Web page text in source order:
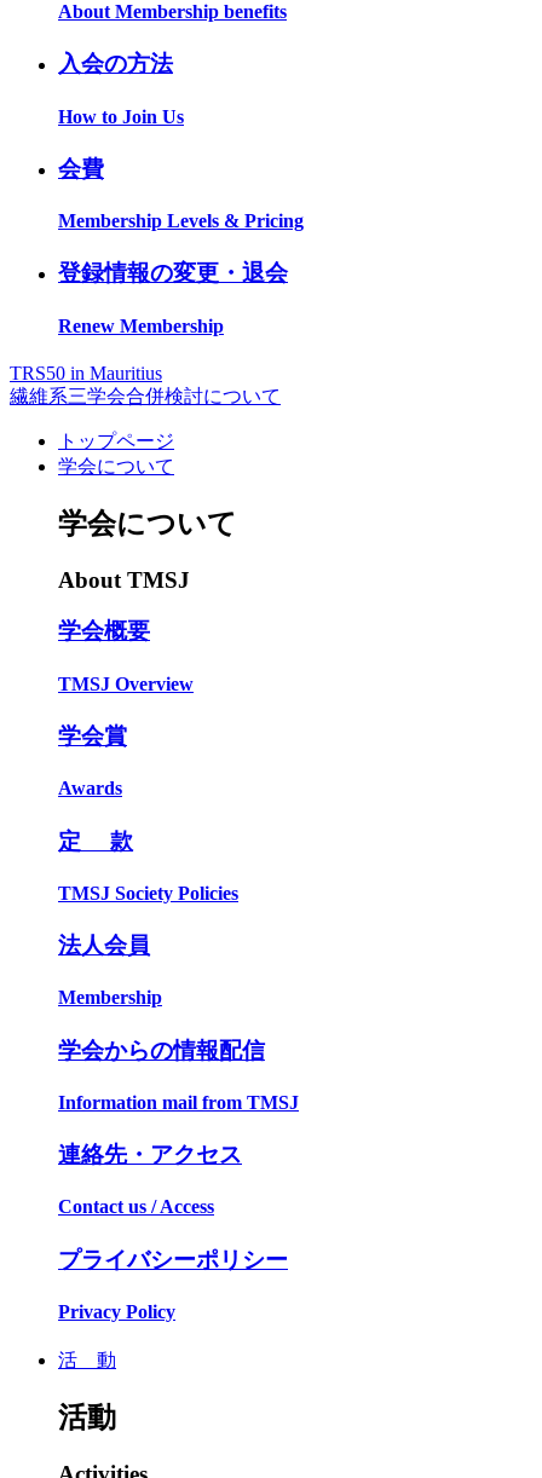
About Membership benefits
入会の方法
How to Join Us
会費
Membership Levels & Pricing
登録情報の変更・退会
Renew Membership
TRS50 in Mauritius
繊維系三学会合併検討について
トップページ
学会について
学会について
About TMSJ
学会概要
TMSJ Overview
学会賞
Awards
定 款
TMSJ Society Policies
法人会員
Membership
学会からの情報配信
Information mail from TMSJ
連絡先・アクセス
Contact us / Access
プライバシーポリシー
Privacy Policy
活 動
活動